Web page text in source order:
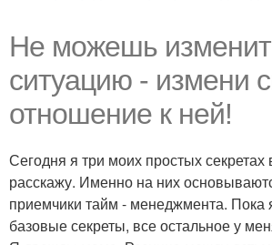
Не можешь
ситуацию - измени
отношение к ней!
Сегодня я три моих простых секретах
расскажу. Именно на них
приемчики тайм - менеджмента. Пока
базовые секреты, все остальное у